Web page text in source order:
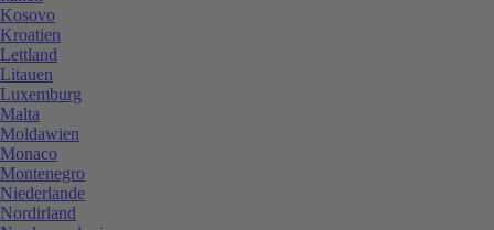
Kosovo
Kroatien
Lettland
Litauen
Luxemburg
Malta
Moldawien
Monaco
Montenegro
Niederlande
Nordirland